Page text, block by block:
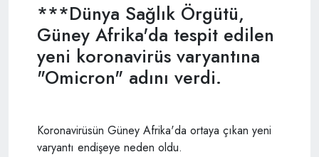
***Dünya Sağlık Örgütü,
Güney Afrika'da tespit edilen
yeni koronavirüs varyantına
"Omicron" adını verdi.
Koronavirüsün Güney Afrika'da ortaya çıkan yeni
varyantı endişeye neden oldu.